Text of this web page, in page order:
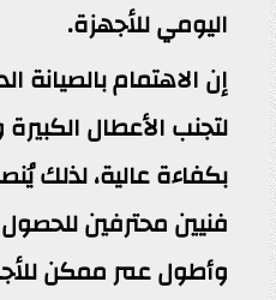
اليومي للأجهزة.
إن الاهتمام بالصيانة
لتجنب الأعطال
بكفاءة عالية، لذلك
فنيين محترفين
وأطول عمر ممكن